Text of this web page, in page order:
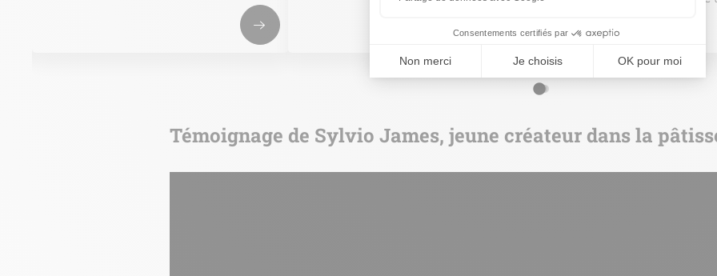
url
Témoignage de Sylvio James, jeune créateur dans la